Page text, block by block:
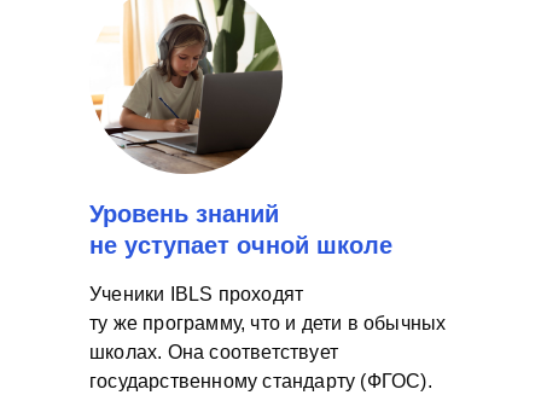
Уровень знаний
не уступает очной школе
Ученики IBLS проходят
ту же программу, что и дети в обычных
школах. Она соответствует
государственному стандарту (ФГОС).